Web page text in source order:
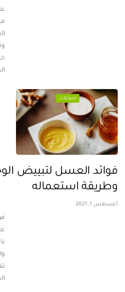
منوعات
فوائد العسل لتبييض
وطريقة استعماله
أغسطس 1, 2021